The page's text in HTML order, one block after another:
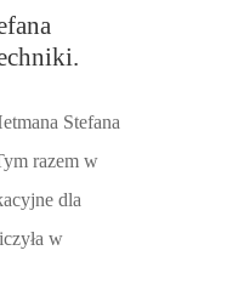
Stefana
razem w
dla
w